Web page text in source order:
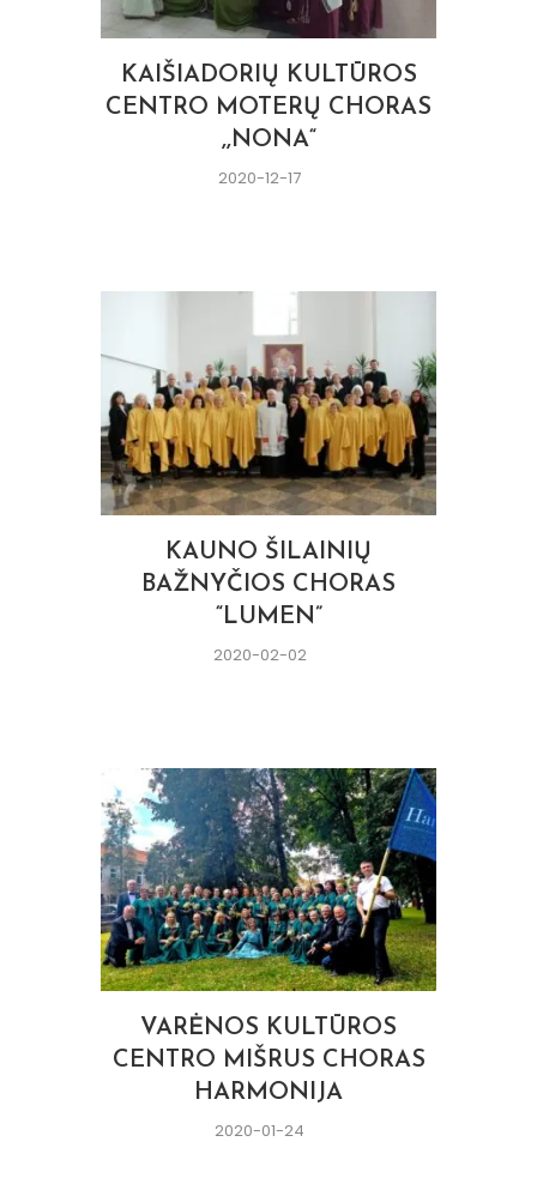
KAIŠIADORIŲ KULTŪROS
CENTRO MOTERŲ CHORAS
,,NONA“
2020-12-17
KAUNO ŠILAINIŲ
BAŽNYČIOS CHORAS
“LUMEN”
2020-02-02
VARĖNOS KULTŪROS
CENTRO MIŠRUS CHORAS
HARMONIJA
2020-01-24